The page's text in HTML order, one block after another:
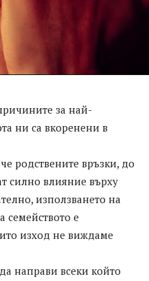
за най-
ни са вкоренени в
родствените връзки, до
силно влияние върху
използването на
семейството е
изход не виждаме
направи всеки който